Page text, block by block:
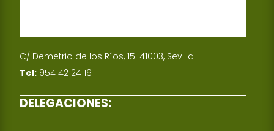
C/ Demetrio de los Ríos, 15. 41003, Sevilla
Tel: 954 42 24 16
DELEGACIONES: